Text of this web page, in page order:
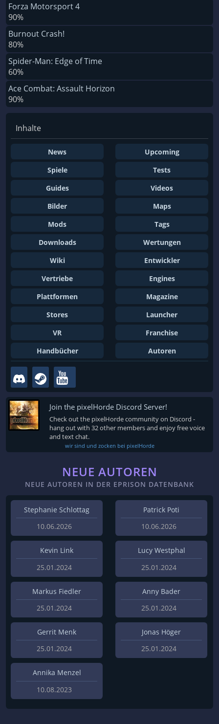
Forza Motorsport 4
90%
Burnout Crash!
80%
Spider-Man: Edge of Time
60%
Ace Combat: Assault Horizon
90%
Inhalte
News
Upcoming
Spiele
Tests
Guides
Videos
Bilder
Maps
Mods
Tags
Downloads
Wertungen
Wiki
Entwickler
Vertriebe
Engines
Plattformen
Magazine
Stores
Launcher
VR
Franchise
Handbücher
Autoren
Join the pixelHorde Discord Server!
Check out the pixelHorde community on Discord -
hang out with 32 other members and enjoy free voice
and text chat.
wir sind und zocken bei pixelHorde
NEUE AUTOREN
NEUE AUTOREN IN DER EPRISON DATENBANK
Stephanie Schlottag
10.06.2026
Patrick Poti
10.06.2026
Kevin Link
25.01.2024
Lucy Westphal
25.01.2024
Markus Fiedler
25.01.2024
Anny Bader
25.01.2024
Gerrit Menk
25.01.2024
Jonas Höger
25.01.2024
Annika Menzel
10.08.2023